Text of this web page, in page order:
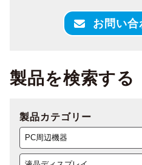
お問い合
製品を検索する
製品カテゴリー